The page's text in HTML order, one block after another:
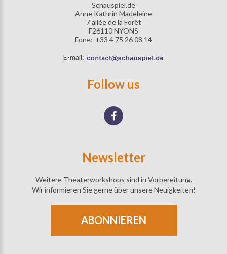
Schauspiel.de
Anne Kathrin Madeleine
7 allée de la Forêt
F26110 NYONS
Fone: +33 4 75 26 08 14
E-mail:
Follow us
Newsletter
Weitere Theaterworkshops sind in Vorbereitung.
Wir informieren Sie gerne über unsere Neuigkeiten!
ABONNIEREN